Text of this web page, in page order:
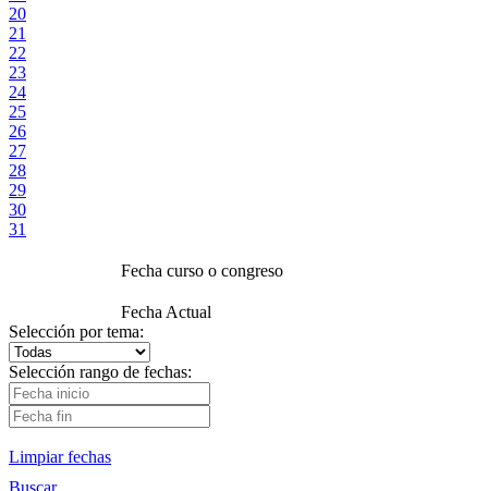
20
21
22
23
24
25
26
27
28
29
30
31
Fecha curso o congreso
Fecha Actual
Selección por tema:
Selección rango de fechas:
Limpiar fechas